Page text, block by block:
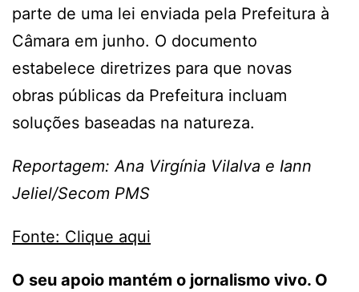
parte de uma lei enviada pela Prefeitura à
Câmara em junho. O documento
estabelece diretrizes para que novas
obras públicas da Prefeitura incluam
soluções baseadas na natureza.
Reportagem: Ana Virgínia Vilalva e Iann
Jeliel/Secom PMS
Fonte: Clique aqui
O seu apoio mantém o jornalismo vivo. O